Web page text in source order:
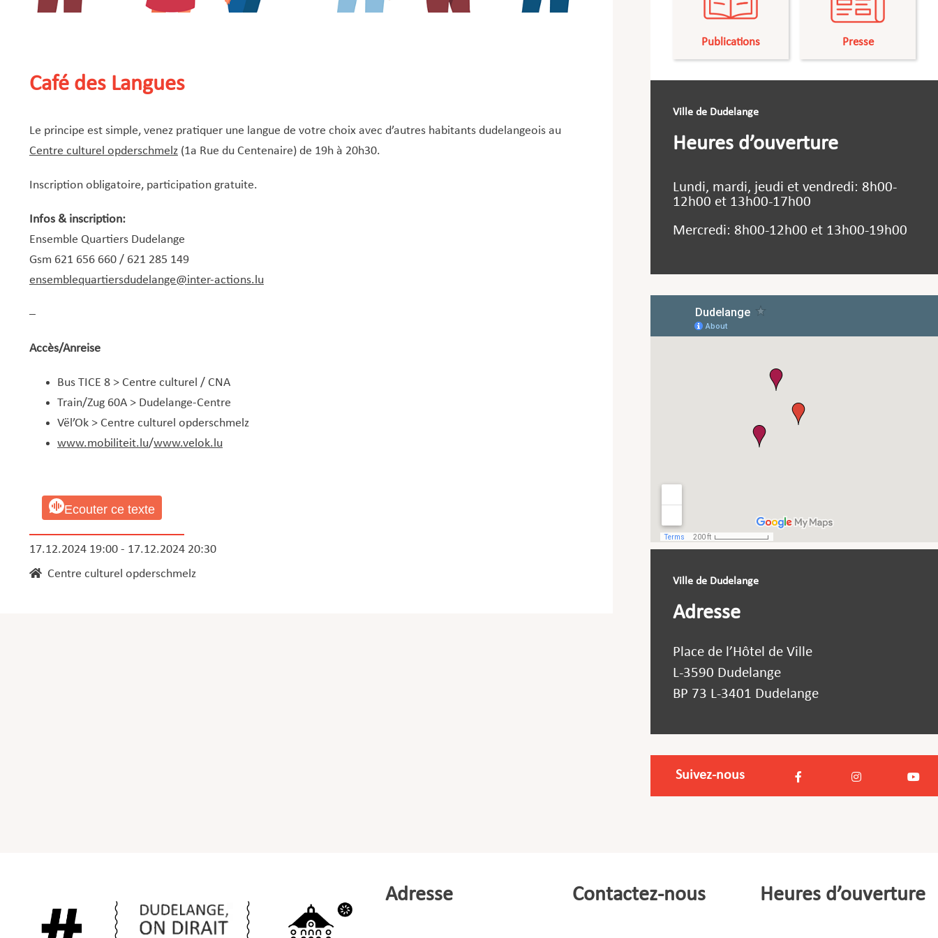
Café des Langues
Le principe est simple, venez pratiquer une langue de votre choix avec d’autres habitants dudelangeois au
Centre culturel opderschmelz(1a Rue du Centenaire) de 19h à 20h30.
Inscription obligatoire, participation gratuite.
Infos & inscription:
Ensemble Quartiers Dudelange
Gsm 621 656 660 / 621 285 149
ensemblequartiersdudelange@inter-actions.lu
–
Accès/Anreise
Bus TICE 8 > Centre culturel / CNA
Train/Zug 60A > Dudelange-Centre
Vël’Ok > Centre culturel opderschmelz
www.mobiliteit.lu/www.velok.lu
Ecouter ce texte
17.12.2024 19:00 - 17.12.2024 20:30
Centre culturel opderschmelz
Publications Presse
Ville de Dudelange
Heures d’ouverture
Lundi, mardi, jeudi et vendredi: 8h00-
12h00 et 13h00-17h00
Mercredi: 8h00-12h00 et 13h00-19h00
Ville de Dudelange
Adresse
Place de l’Hôtel de Ville
L-3590 Dudelange
BP 73 L-3401 Dudelange
Suivez-nous
Adresse Contactez-nous Heures d’ouverture